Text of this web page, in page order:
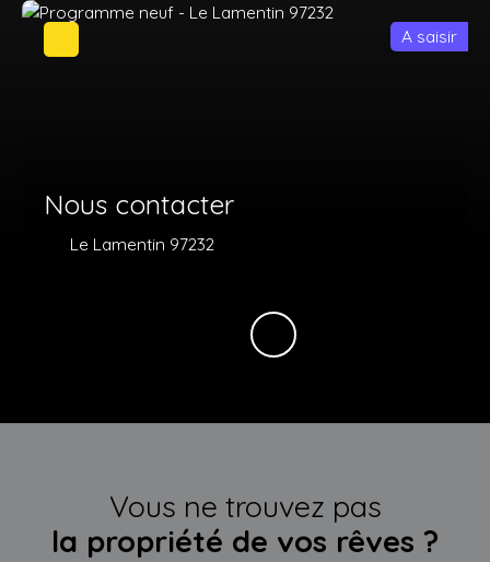
Nous contacter
Le Lamentin 97232
A saisir
Vous ne trouvez pas
la propriété de vos rêves ?